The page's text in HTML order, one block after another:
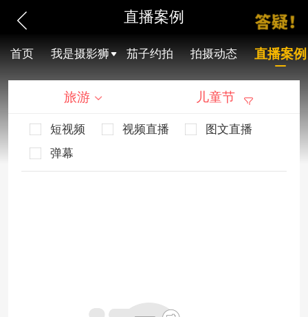
直播案例
首页 我是摄影狮 茄子约拍 拍摄动态 直播案例
旅游 儿童节
短视频 视频直播
图文直播
弹幕